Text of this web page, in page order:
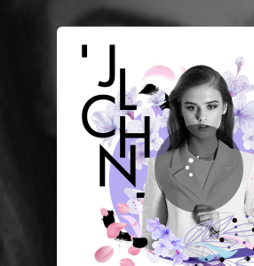
You're all set!